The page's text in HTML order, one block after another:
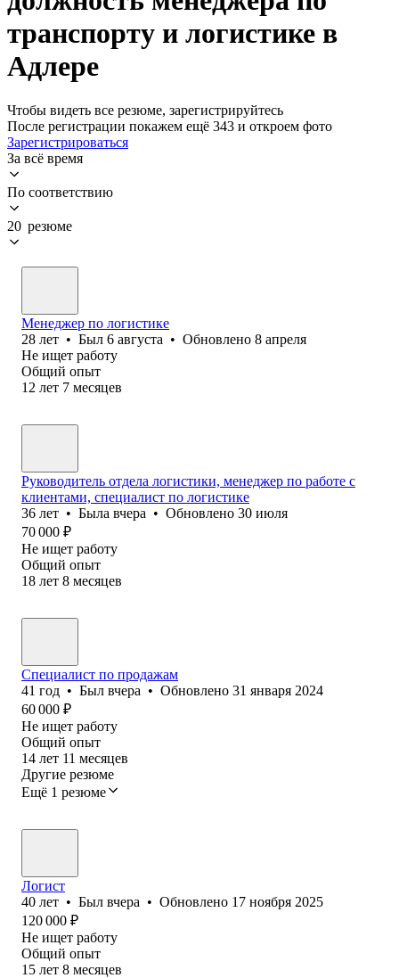
транспорту и логистике в
Адлере
Чтобы видеть все резюме, зарегистрируйтесь
После регистрации покажем ещё 343 и откроем фото
Зарегистрироваться
За всё время
По соответствию
20 резюме
Менеджер по логистике
28 лет • Был 6 августа • Обновлено 8 апреля
Не ищет работу
Общий опыт
12 лет 7 месяцев
Руководитель отдела логистики, менеджер по работе с
клиентами, специалист по логистике
36 лет • Была вчера • Обновлено 30 июля
70 000 ₽
Не ищет работу
Общий опыт
18 лет 8 месяцев
Специалист по продажам
41 год • Был вчера • Обновлено 31 января 2024
60 000 ₽
Не ищет работу
Общий опыт
14 лет 11 месяцев
Другие резюме
Ещё 1 резюме
Логист
40 лет • Был вчера • Обновлено 17 ноября 2025
120 000 ₽
Не ищет работу
Общий опыт
15 лет 8 месяцев